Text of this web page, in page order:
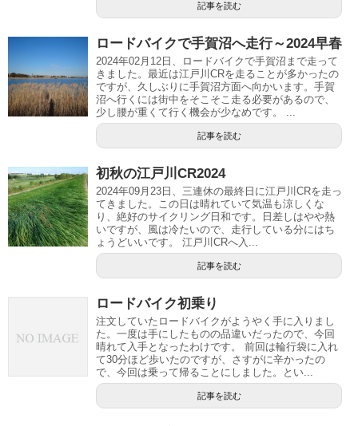
記事を読む
ロードバイクで手賀沼へ走行～2024早春
2024年02月12日、ロードバイクで手賀沼まで走って
きました。最近は江戸川CRを走ることが多かったの
ですが、久しぶりに手賀沼方面へ向かいます。手賀
沼へ行くには街中をそこそこ走る必要があるので、
少し腰が重くて行く機会が少なめです。 ...
記事を読む
初秋の江戸川CR2024
2024年09月23日、三連休の最終日に江戸川CRを走っ
てきました。この日は晴れていて気温も涼しくな
り、絶好のサイクリング日和です。日差しはやや熱
いですが、風は冷たいので、走行している分にはち
ょうどいいです。 江戸川CRへ入...
記事を読む
ロードバイク初乗り
注文していたロードバイクがようやく手に入りまし
た。一度は手にしたものの品違いだったので、今回
晴れて入手となったわけです。 前回は輪行袋に入れ
て30分ほど歩いたのですが、さすがに辛かったの
で、今回は乗って帰ることにしました。とい...
記事を読む